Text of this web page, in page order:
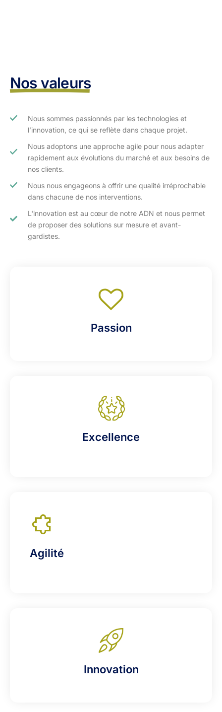
Nos valeurs
Nous sommes passionnés par les technologies et
l’innovation, ce qui se reflète dans chaque projet.
Nous adoptons une approche agile pour nous adapter
rapidement aux évolutions du marché et aux besoins de
nos clients.​
Nous nous engageons à offrir une qualité irréprochable
dans chacune de nos interventions.
L'innovation est au cœur de notre ADN et nous permet
de proposer des solutions sur mesure et avant-
gardistes.
Passion
Excellence
Agilité
Innovation